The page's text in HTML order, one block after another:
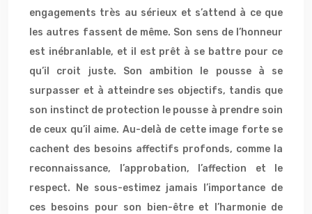
engagements très au sérieux et s’attend à ce que
les autres fassent de même. Son sens de l’honneur
est inébranlable, et il est prêt à se battre pour ce
qu’il croit juste. Son ambition le pousse à se
surpasser et à atteindre ses objectifs, tandis que
son instinct de protection le pousse à prendre soin
de ceux qu’il aime. Au-delà de cette image forte se
cachent des besoins affectifs profonds, comme la
reconnaissance, l’approbation, l’affection et le
respect. Ne sous-estimez jamais l’importance de
ces besoins pour son bien-être et l’harmonie de